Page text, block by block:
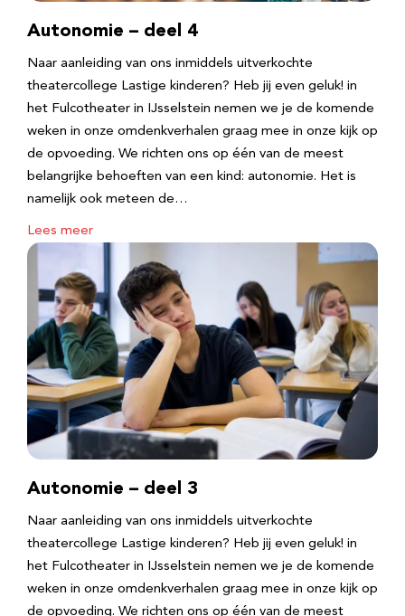
Autonomie – deel 4
Naar aanleiding van ons inmiddels uitverkochte
theatercollege Lastige kinderen? Heb jij even geluk! in
het Fulcotheater in IJsselstein nemen we je de komende
weken in onze omdenkverhalen graag mee in onze kijk op
de opvoeding. We richten ons op één van de meest
belangrijke behoeften van een kind: autonomie. Het is
namelijk ook meteen de…
Lees meer
Autonomie – deel 3
Naar aanleiding van ons inmiddels uitverkochte
theatercollege Lastige kinderen? Heb jij even geluk! in
het Fulcotheater in IJsselstein nemen we je de komende
weken in onze omdenkverhalen graag mee in onze kijk op
de opvoeding. We richten ons op één van de meest